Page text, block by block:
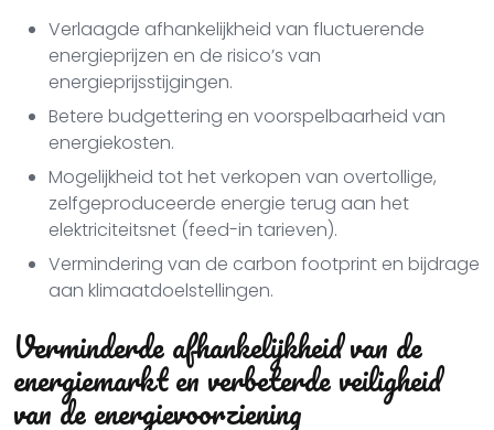
Verlaagde afhankelijkheid van fluctuerende
energieprijzen en de risico’s van
energieprijsstijgingen.
Betere budgettering en voorspelbaarheid van
energiekosten.
Mogelijkheid tot het verkopen van overtollige,
zelfgeproduceerde energie terug aan het
elektriciteitsnet (feed-in tarieven).
Vermindering van de carbon footprint en bijdrage
aan klimaatdoelstellingen.
Verminderde afhankelijkheid van de
energiemarkt en verbeterde veiligheid
van de energievoorziening